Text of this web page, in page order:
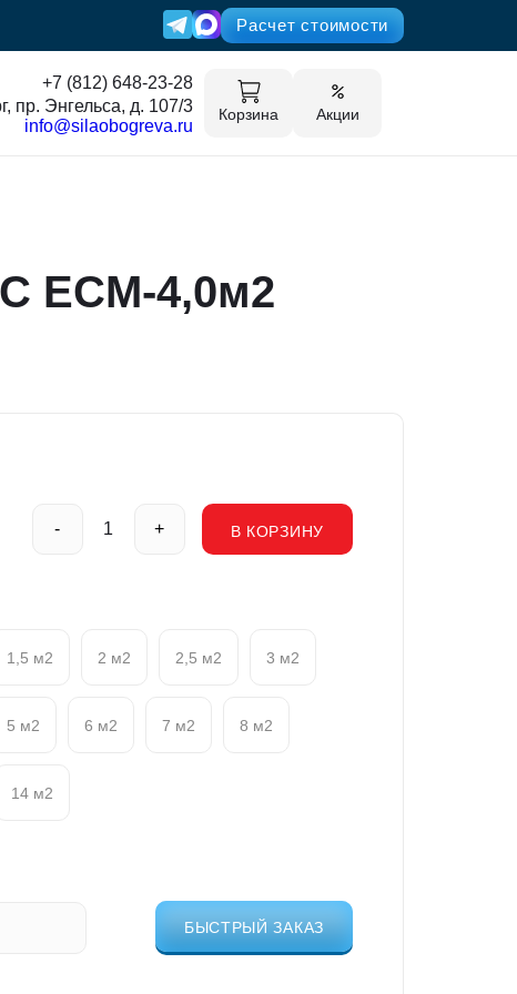
Расчет стоимости
+7 (812) 648-23-28
пр. Энгельса, д. 107/3
info@silaobogreva.ru
Корзина Акции
ECM-4,0м2
- + В КОРЗИНУ
1,5 м2 2 м2 2,5 м2 3 м2
5 м2 6 м2 7 м2 8 м2
14 м2
БЫСТРЫЙ ЗАКАЗ